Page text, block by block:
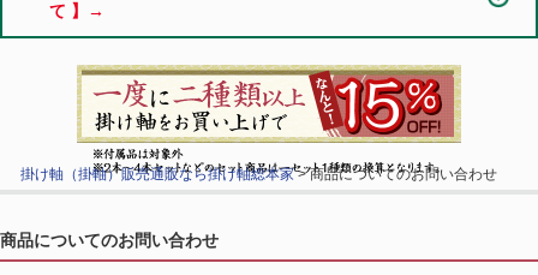
て 】→
掛け軸（掛軸）販売通販なら掛け軸総本家> 商品についてのお問い合わせ
商品についてのお問い合わせ